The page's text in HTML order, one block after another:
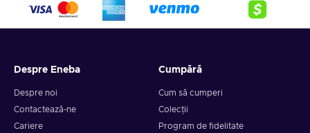
Despre Eneba
Despre noi
Contactează-ne
Cariere
Cumpără
Cum să cumperi
Colecții
Program de fidelitate